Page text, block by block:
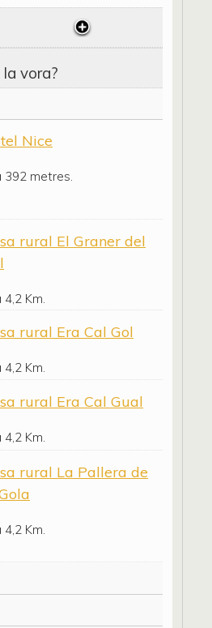
vora?
Nice
392 metres.
rural El Graner del
4,2 Km.
rural Era Cal Gol
4,2 Km.
rural Era Cal Gual
4,2 Km.
rural La Pallera de
4,2 Km.